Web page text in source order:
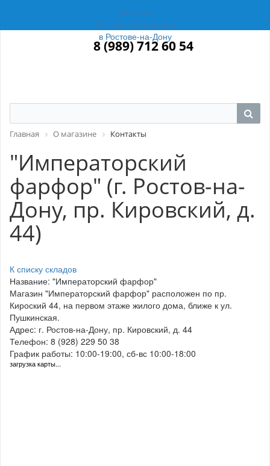
Магазин
Российский Фарфор
в Ростове-на-Дону
8 (989) 712 60 54
Главная О магазине Контакты
"Императорский
фарфор" (г. Ростов-на-
Дону, пр. Кировский, д.
44)
К списку складов
Название: "Императорский фарфор"
Магазин "Императорский фарфор" расположен по пр.
Кироский 44, на первом этаже жилого дома, ближе к ул.
Пушкинская.
Адрес: г. Ростов-на-Дону, пр. Кировский, д. 44
Телефон: 8 (928) 229 50 38
График работы: 10:00-19:00, сб-вс 10:00-18:00
загрузка карты...